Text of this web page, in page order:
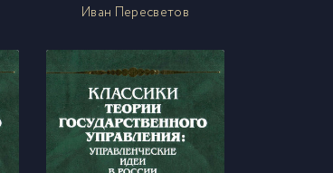
Иван Пересветов